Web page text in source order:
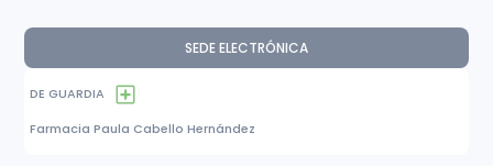
SEDE ELECTRÓNICA
DE GUARDIA
Farmacia Paula Cabello Hernández